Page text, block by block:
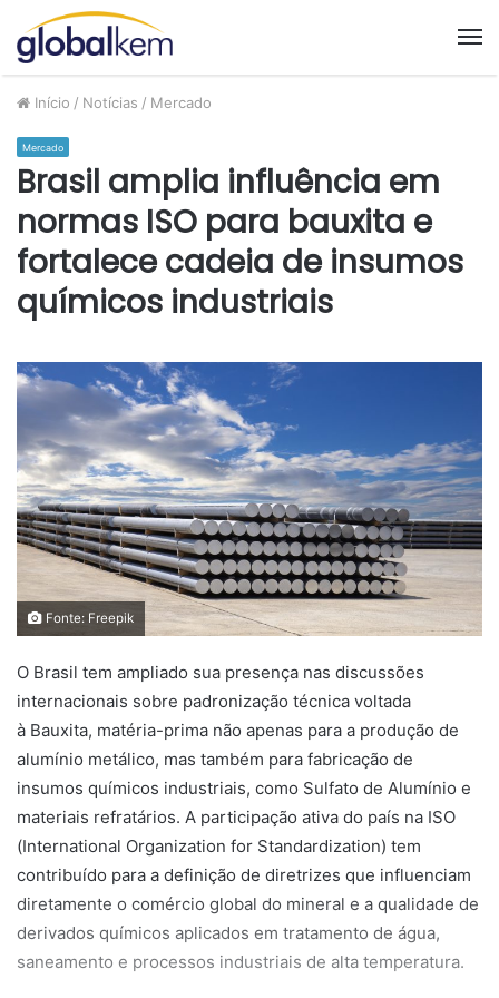
Início / Notícias / Mercado
Mercado
Brasil amplia influência em
normas ISO para bauxita e
fortalece cadeia de insumos
químicos industriais
Fonte: Freepik
O Brasil tem ampliado sua presença nas discussões
internacionais sobre padronização técnica voltada
à Bauxita, matéria-prima não apenas para a produção de
alumínio metálico, mas também para fabricação de
insumos químicos industriais, como Sulfato de Alumínio e
materiais refratários. A participação ativa do país na ISO
(International Organization for Standardization) tem
contribuído para a definição de diretrizes que influenciam
diretamente o comércio global do mineral e a qualidade de
derivados químicos aplicados em tratamento de água,
saneamento e processos industriais de alta temperatura.